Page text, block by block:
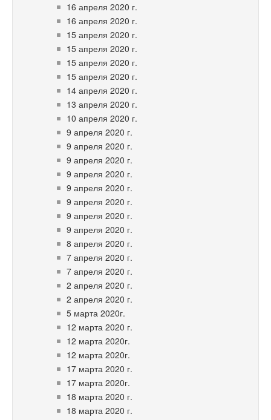
16 апреля 2020 г.
16 апреля 2020 г.
15 апреля 2020 г.
15 апреля 2020 г.
15 апреля 2020 г.
15 апреля 2020 г.
14 апреля 2020 г.
13 апреля 2020 г.
10 апреля 2020 г.
9 апреля 2020 г.
9 апреля 2020 г.
9 апреля 2020 г.
9 апреля 2020 г.
9 апреля 2020 г.
9 апреля 2020 г.
9 апреля 2020 г.
9 апреля 2020 г.
8 апреля 2020 г.
7 апреля 2020 г.
7 апреля 2020 г.
2 апреля 2020 г.
2 апреля 2020 г.
5 марта 2020г.
12 марта 2020 г.
12 марта 2020г.
12 марта 2020г.
17 марта 2020 г.
17 марта 2020г.
18 марта 2020 г.
18 марта 2020 г.